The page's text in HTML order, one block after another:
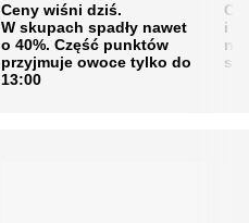
Ceny wiśni dziś.
W skupach spadły nawet
o 40%. Część punktów
przyjmuje owoce tylko do
13:00
i